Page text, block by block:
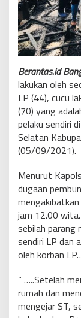
Berantas.id
lakukan oleh
LP (44), cucu
(70) yang
pelaku sendiri
Selatan
(05/09/2021).
Menurut
dugaan
jam 12.00
sebilah parang
sendiri LP dan
oleh korban
” …..Setelah
rumah dan
mengejar ST,